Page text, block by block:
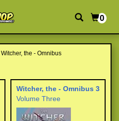
0
Witcher, the - Omnibus
Witcher, the - Omnibus 3
Volume Three